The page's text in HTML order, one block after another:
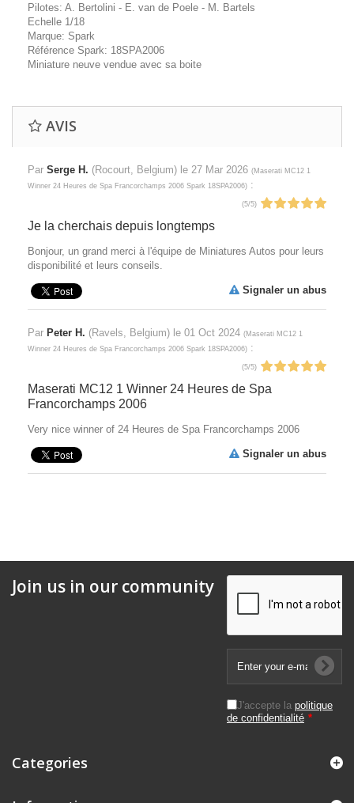
Pilotes: A. Bertolini - E. van de Poele - M. Bartels
Echelle 1/18
Marque: Spark
Référence Spark: 18SPA2006
Miniature neuve vendue avec sa boite
AVIS
Par Serge H. (Rocourt, Belgium) le 27 Mar 2026 (Maserati MC12 1
Winner 24 Heures de Spa Francorchamps 2006 Spark 18SPA2006) :
(5/5)
Je la cherchais depuis longtemps
Bonjour, un grand merci à l'équipe de Miniatures Autos pour leurs
disponibilité et leurs conseils.
Signaler un abus
Par Peter H. (Ravels, Belgium) le 01 Oct 2024 (Maserati MC12 1
Winner 24 Heures de Spa Francorchamps 2006 Spark 18SPA2006) :
(5/5)
Maserati MC12 1 Winner 24 Heures de Spa
Francorchamps 2006
Very nice winner of 24 Heures de Spa Francorchamps 2006
Signaler un abus
Join us in our community
J'accepte la politique
de confidentialité *
Categories